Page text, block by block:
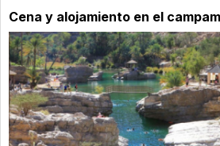
Cena y alojamiento en el